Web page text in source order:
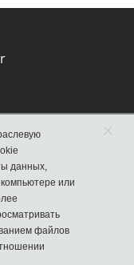
2, оф. 30
данных,
или
файлов
×